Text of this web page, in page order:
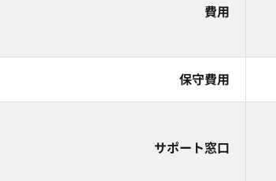
費用
保守費用
サポート窓口